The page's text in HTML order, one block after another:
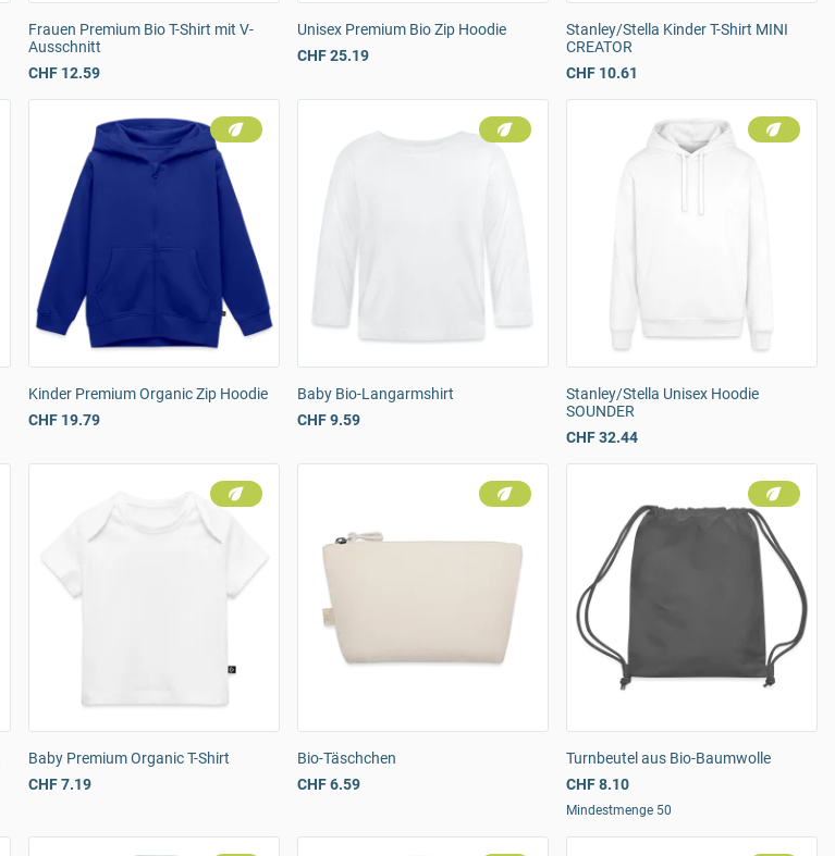
Frauen Premium Bio T-Shirt mit V-
Ausschnitt
CHF 12.59
Unisex Premium Bio Zip Hoodie
CHF 25.19
Stanley/Stella Kinder T-Shirt MINI
CREATOR
CHF 10.61
Kinder Premium Organic Zip Hoodie
CHF 19.79
Baby Bio-Langarmshirt
CHF 9.59
Stanley/Stella Unisex Hoodie
SOUNDER
CHF 32.44
Baby Premium Organic T-Shirt
CHF 7.19
Bio-Täschchen
CHF 6.59
Turnbeutel aus Bio-Baumwolle
CHF 8.10
Mindestmenge 50